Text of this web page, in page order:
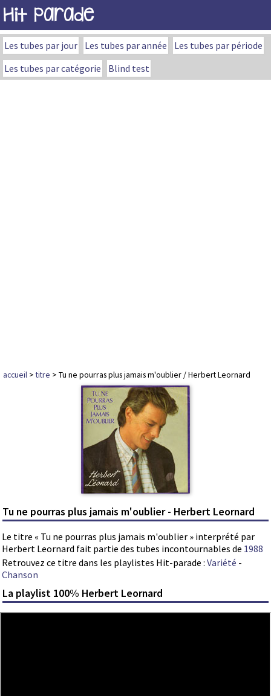
Hit Parade
Les tubes par jour Les tubes par année
Les tubes par période
Les tubes par catégorie
Blind test
accueil >titre > Tu ne pourras plus jamais m'oublier / Herbert Leornard
Tu ne pourras plus jamais m'oublier - Herbert Leornard
Le titre « Tu ne pourras plus jamais m'oublier » interprété par
Herbert Leornard fait partie des tubes incontournables de 1988
Retrouvez ce titre dans les playlistes Hit-parade : Variété -
Chanson
La playlist 100% Herbert Leornard